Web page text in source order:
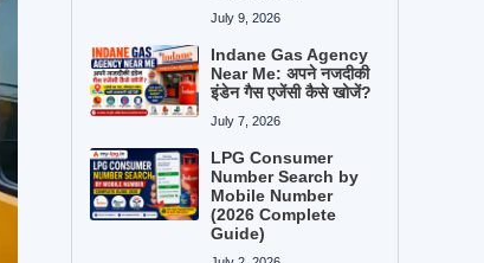
July 9, 2026
Indane Gas Agency
Near Me: अपने नजदीकी
इंडेन गैस एजेंसी कैसे खोजें?
July 7, 2026
LPG Consumer
Number Search by
Mobile Number
(2026 Complete
Guide)